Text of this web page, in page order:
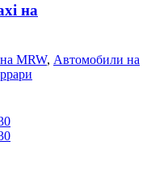
на
MRW, Автомобили на